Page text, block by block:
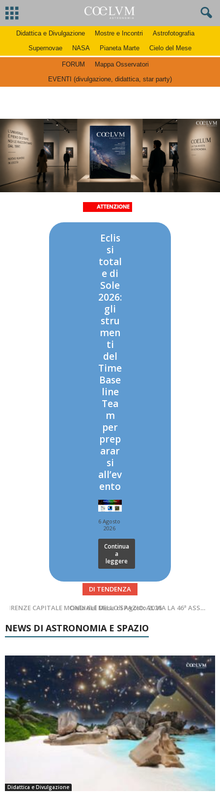
Didattica e Divulgazione Mostre e Incontri
Astrofotografia
Supernovae
NASA Pianeta Marte Cielo del Mese
FORUM
Mappa Osservatori
EVENTI (divulgazione, didattica, star party)
Eclis
si
total
e di
Sole
2026:
gli
stru
men
ti
del
Time
Base
line
Tea
m
per
prep
arar
si
all’ev
ento
6 Agosto
2026
Continua
a
leggere
DI TENDENZA
Cielo del Mese di Agosto 2026
SUPERNOVAE aggiornamenti del mese – Agosto 2026
NEWS DI ASTRONOMIA E SPAZIO
Didattica e Divulgazione